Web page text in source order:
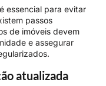
é essencial para evitar
passos
de imóveis devem
e assegurar
atualizada